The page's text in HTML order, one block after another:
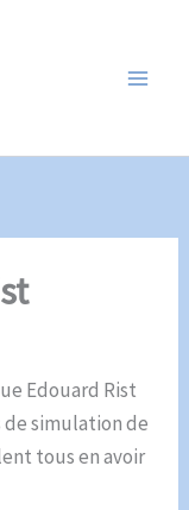
Edouard Rist
de simulation de
tous en avoir